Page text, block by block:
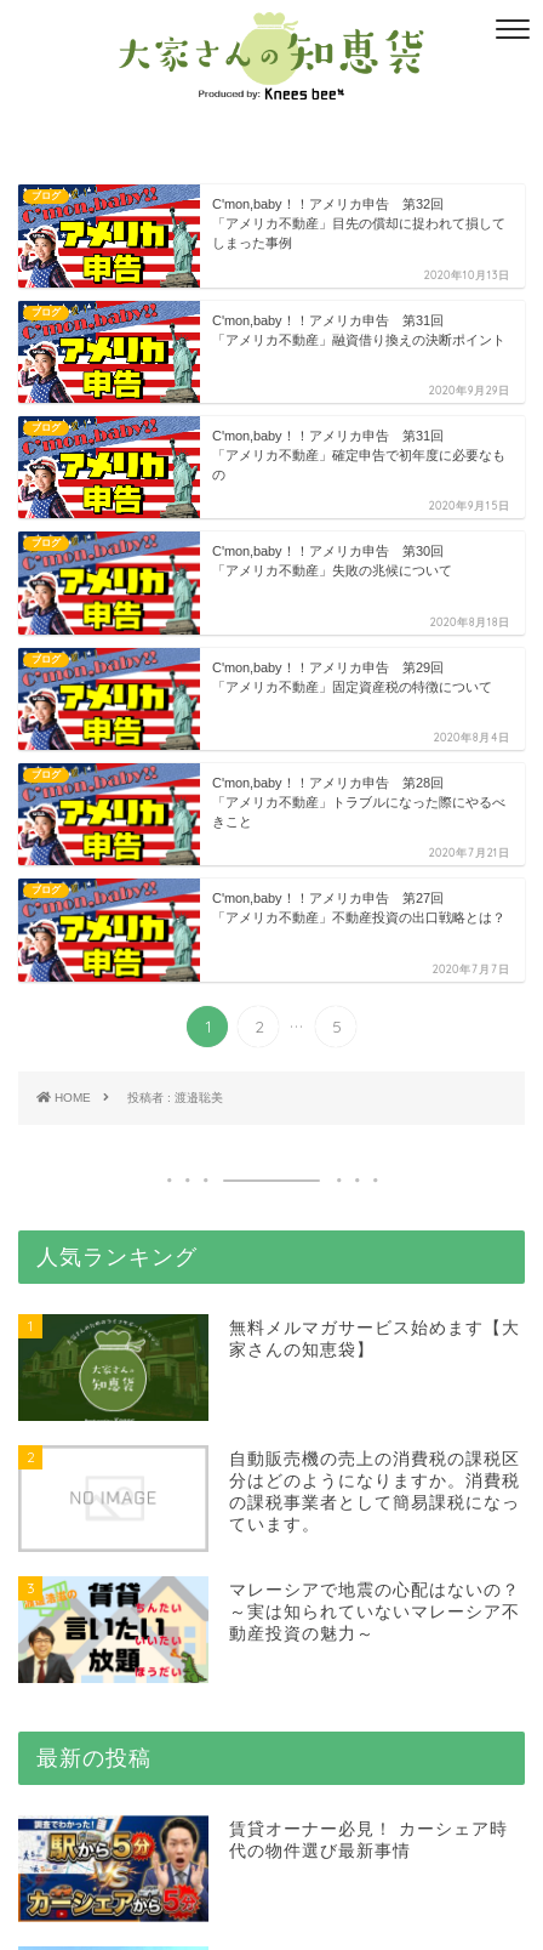
ブログ
C'mon,baby！！アメリカ申告 第32回
「アメリカ不動産」目先の償却に捉われて損して
しまった事例
2020年10月13日
ブログ
C'mon,baby！！アメリカ申告 第31回
「アメリカ不動産」融資借り換えの決断ポイント
2020年9月29日
ブログ
C'mon,baby！！アメリカ申告 第31回
「アメリカ不動産」確定申告で初年度に必要なも
の
2020年9月15日
ブログ
C'mon,baby！！アメリカ申告 第30回
「アメリカ不動産」失敗の兆候について
2020年8月18日
ブログ
C'mon,baby！！アメリカ申告 第29回
「アメリカ不動産」固定資産税の特徴について
2020年8月4日
ブログ
C'mon,baby！！アメリカ申告 第28回
「アメリカ不動産」トラブルになった際にやるべ
きこと
2020年7月21日
ブログ
C'mon,baby！！アメリカ申告 第27回
「アメリカ不動産」不動産投資の出口戦略とは？
2020年7月7日
1 2 ... 5
HOME 投稿者 : 渡邉聡美
人気ランキング
1
無料メルマガサービス始めます【大
家さんの知恵袋】
2
自動販売機の売上の消費税の課税区
分はどのようになりますか。消費税
の課税事業者として簡易課税になっ
ています。
3
マレーシアで地震の心配はないの？
～実は知られていないマレーシア不
動産投資の魅力～
最新の投稿
賃貸オーナー必見！ カーシェア時
代の物件選び最新事情